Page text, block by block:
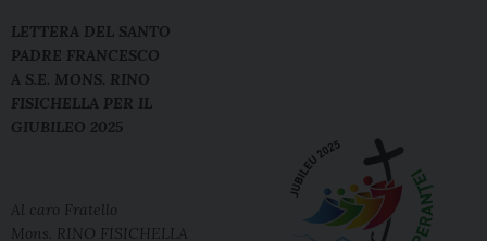
LETTERA DEL SANTO
PADRE FRANCESCO
A S.E. MONS. RINO
FISICHELLA PER IL
GIUBILEO 2025
Al caro Fratello
Mons. RINO FISICHELLA